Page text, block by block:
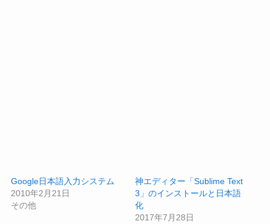
Google日本語入力システム
2010年2月21日
その他
神エディター「Sublime Text
3」のインストールと日本語
化
2017年7月28日